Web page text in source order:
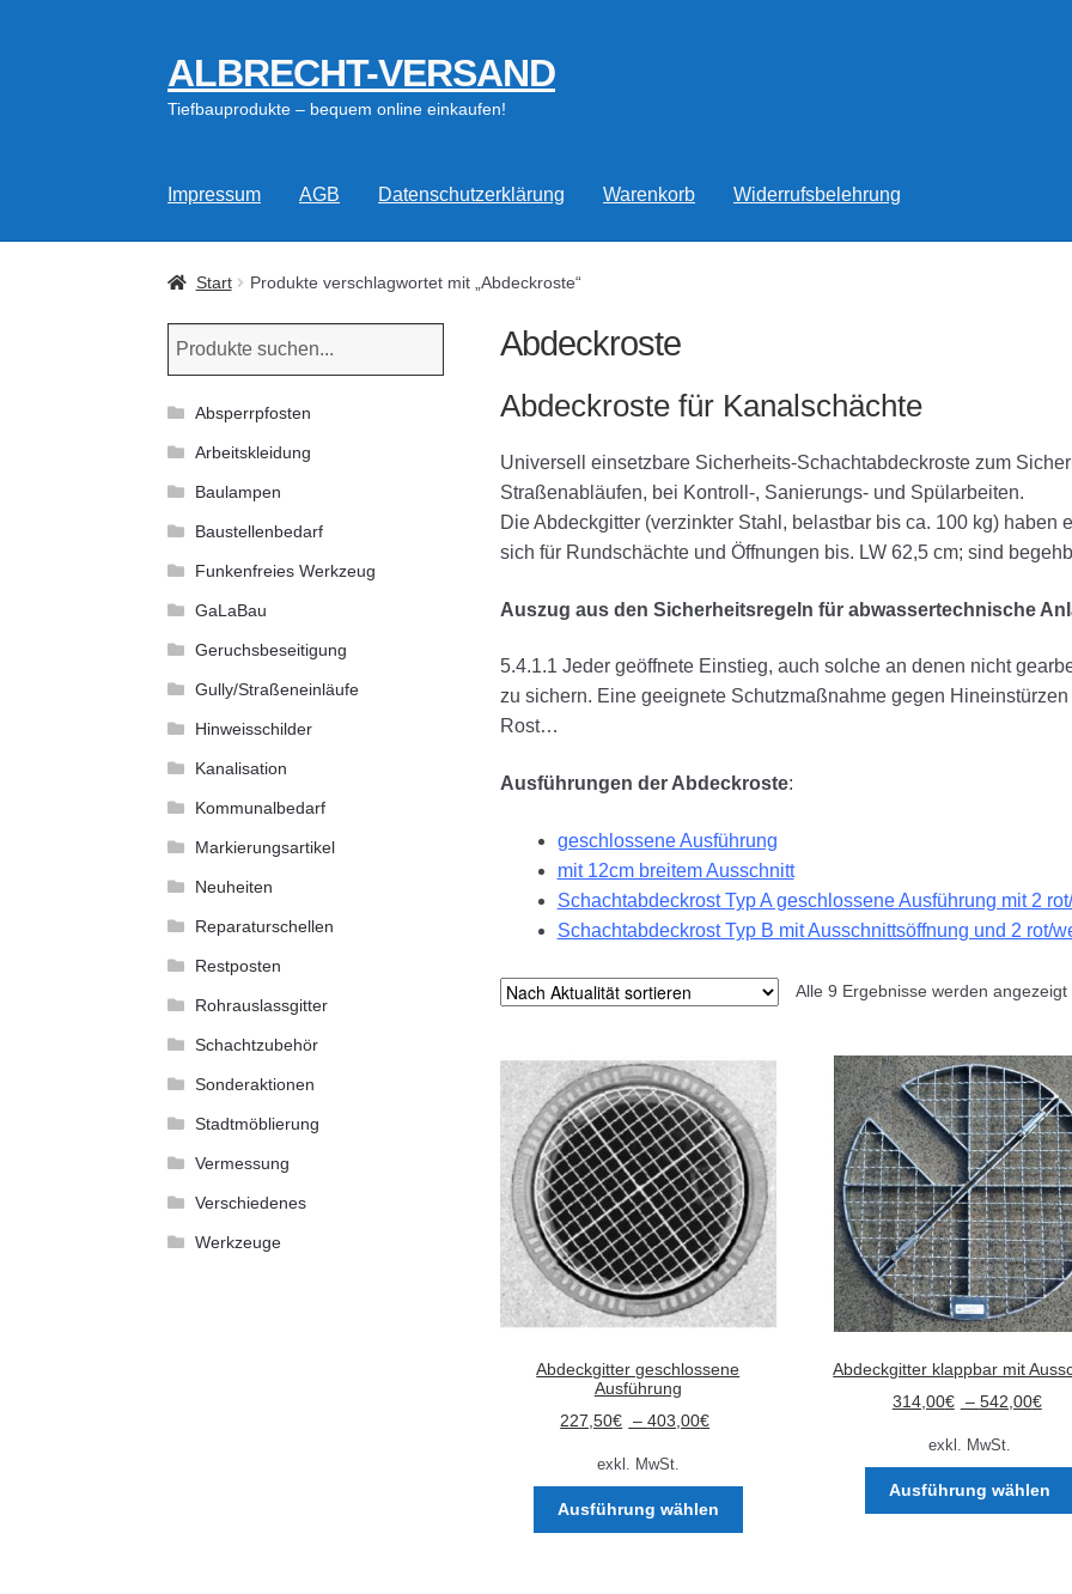
Zur
Navigation
springen
Zum
Inhalt
springen
ALBRECHT-VERSAND
Tiefbauprodukte – bequem online einkaufen!
Impressum AGB Datenschutzerklärung Warenkorb Widerrufsbelehrung
Start Produkte verschlagwortet mit „Abdeckroste“
Abdeckroste
Abdeckroste für Kanalschächte
Universell einsetzbare Sicherheits-Schachtabdeckroste zum
Straßenabläufen, bei Kontroll-, Sanierungs- und Spülarbeiten.
Die Abdeckgitter (verzinkter Stahl, belastbar bis ca. 100 kg)
sich für Rundschächte und Öffnungen bis. LW 62,5 cm; sind
Auszug aus den Sicherheitsregeln für abwassertechnische
5.4.1.1 Jeder geöffnete Einstieg, auch solche an denen nicht
zu sichern. Eine geeignete Schutzmaßnahme gegen
Rost…
Ausführungen der Abdeckroste:
geschlossene Ausführung
mit 12cm breitem Ausschnitt
Schachtabdeckrost Typ A geschlossene Ausführung mit 2
Schachtabdeckrost Typ B mit Ausschnittsöffnung und 2 rot/
Alle 9 Ergebnisse werden angezeigt
Abdeckgitter geschlossene
Ausführung
227,50€ –403,00€
exkl. MwSt.
Ausführung wählen
Abdeckgitter klappbar mit
314,00€ – 542,00€
exkl. MwSt.
Ausführung wählen
Absperrpfosten
Arbeitskleidung
Baulampen
Baustellenbedarf
Funkenfreies Werkzeug
GaLaBau
Geruchsbeseitigung
Gully/Straßeneinläufe
Hinweisschilder
Kanalisation
Kommunalbedarf
Markierungsartikel
Neuheiten
Reparaturschellen
Restposten
Rohrauslassgitter
Schachtzubehör
Sonderaktionen
Stadtmöblierung
Vermessung
Verschiedenes
Werkzeuge